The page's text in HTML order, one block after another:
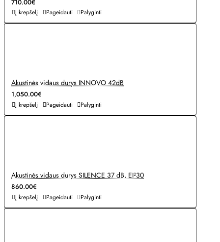
710.00€
Į krepšelį Pageidauti Palyginti
Akustinės vidaus durys INNOVO 42dB
1,050.00€
Į krepšelį Pageidauti Palyginti
Akustinės vidaus durys SILENCE 37 dB, EI²30
860.00€
Į krepšelį Pageidauti Palyginti